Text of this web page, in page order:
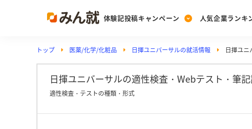
体験記投稿キャンペーン
Post
投稿する
人気企業ランキ
Ranking
ランキングを見る
Vote
PickUp
注目の企業特集
トップ 医薬/化学/化粧品 日揮ユニバーサルの就活情報 日揮ユ
日揮ユニバーサルの適性検査・Webテスト・筆
適性検査・テストの種類・形式